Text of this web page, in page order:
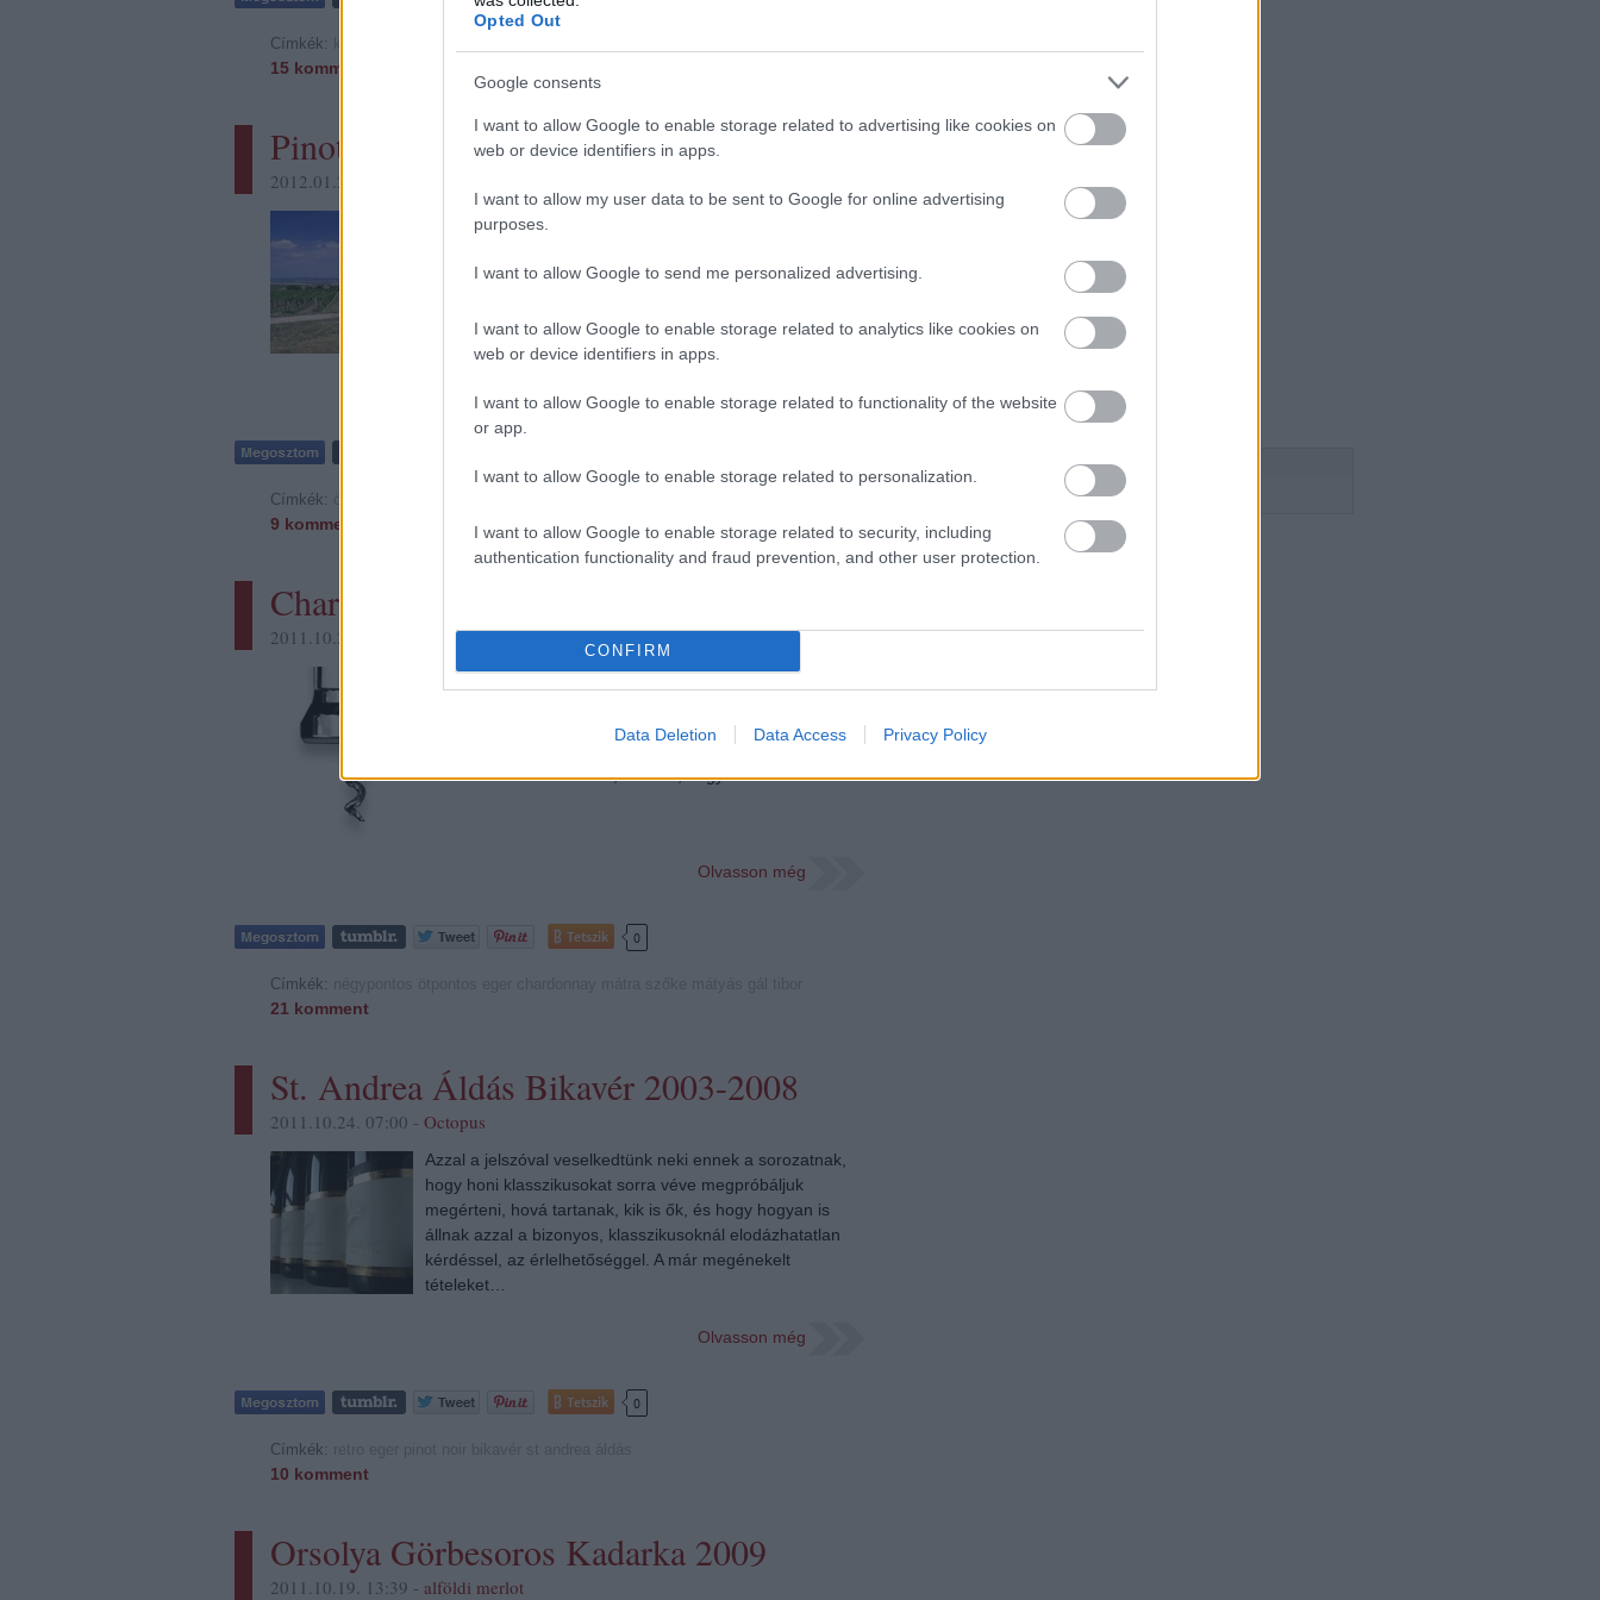
Opted Out
Google consents
I want to allow Google to enable storage related to advertising like cookies on
web or device identifiers in apps.
I want to allow my user data to be sent to Google for online advertising
purposes.
I want to allow Google to send me personalized advertising.
I want to allow Google to enable storage related to analytics like cookies on
web or device identifiers in apps.
I want to allow Google to enable storage related to functionality of the website
or app.
I want to allow Google to enable storage related to personalization.
I want to allow Google to enable storage related to security, including
authentication functionality and fraud prevention, and other user protection.
CONFIRM
Data Deletion Data Access Privacy Policy
Food Police
Kézművesborok
Kistücsök
Radovin
Rambo, a szőlősgazda
Szindbádék
IndaPass
Címkék:
15 komment
Pinot párosok IX.
2012.01.23. 07:45 -
Ebbe az epizódba egy kellemes és egy kevésbé kellemes
akinek a nevével eddig nem túl sűrűn találkozhattunk –
Anonym Pince egy kis etyeki borászat, letisztult…
Címkék:
9 komment
Chardonnay leértékelés
2011.10.25. 07:49 - alföldi merlot
A rendszerváltás sztárjainak bealkonyult. A cabernet
bikavérekbe és jelöletlen házasítások nyelték el őket. A
chardonnay is döglött dakota ló – ahogy megtanultunk
átlátni a barrik-ködön, kiderült, hogy a hazai…
Olvasson még
Tetszik 0
Címkék:
21 komment
St. Andrea Áldás Bikavér 2003-2008
2011.10.24. 07:00 - Octopus
Azzal a jelszóval veselkedtünk neki ennek a sorozatnak,
hogy honi klasszikusokat sorra véve megpróbáljuk
megérteni, hová tartanak, kik is ők, és hogy hogyan is
állnak azzal a bizonyos, klasszikusoknál elodázhatatlan
kérdéssel, az érlelhetőséggel. A már megénekelt
tételeket…
Olvasson még
Tetszik 0
Címkék:
10 komment
Orsolya Görbesoros Kadarka 2009
2011.10.19. 13:39 - alföldi merlot